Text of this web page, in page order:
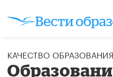
КАЧЕСТВО ОБРАЗОВАНИЯ